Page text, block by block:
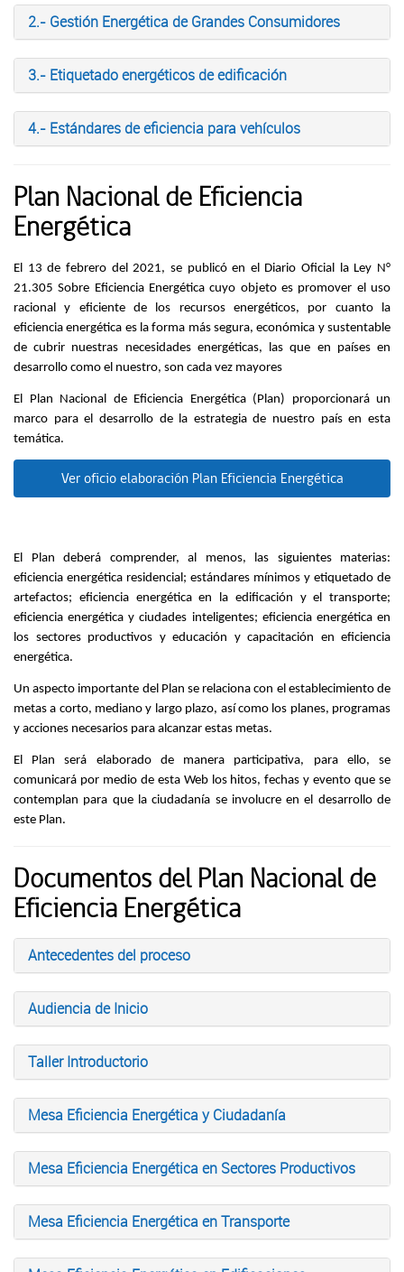
2.- Gestión Energética de Grandes Consumidores
3.- Etiquetado energéticos de edificación
4.- Estándares de eficiencia para vehículos
Plan Nacional de Eficiencia
Energética
El 13 de febrero del 2021, se publicó en el Diario Oficial la Ley N°
21.305 Sobre Eficiencia Energética cuyo objeto es promover el uso
racional y eficiente de los recursos energéticos, por cuanto la
eficiencia energética es la forma más segura, económica y sustentable
de cubrir nuestras necesidades energéticas, las que en países en
desarrollo como el nuestro, son cada vez mayores
El Plan Nacional de Eficiencia Energética (Plan) proporcionará un
marco para el desarrollo de la estrategia de nuestro país en esta
temática.
Ver oficio elaboración Plan Eficiencia Energética
El Plan deberá comprender, al menos, las siguientes materias:
eficiencia energética residencial; estándares mínimos y etiquetado de
artefactos; eficiencia energética en la edificación y el transporte;
eficiencia energética y ciudades inteligentes; eficiencia energética en
los sectores productivos y educación y capacitación en eficiencia
energética.
Un aspecto importante del Plan se relaciona con el establecimiento de
metas a corto, mediano y largo plazo, así como los planes, programas
y acciones necesarios para alcanzar estas metas.
El Plan será elaborado de manera participativa, para ello, se
comunicará por medio de esta Web los hitos, fechas y evento que se
contemplan para que la ciudadanía se involucre en el desarrollo de
este Plan.
Documentos del Plan Nacional de
Eficiencia Energética
Antecedentes del proceso
Audiencia de Inicio
Taller Introductorio
Mesa Eficiencia Energética y Ciudadanía
Mesa Eficiencia Energética en Sectores Productivos
Mesa Eficiencia Energética en Transporte